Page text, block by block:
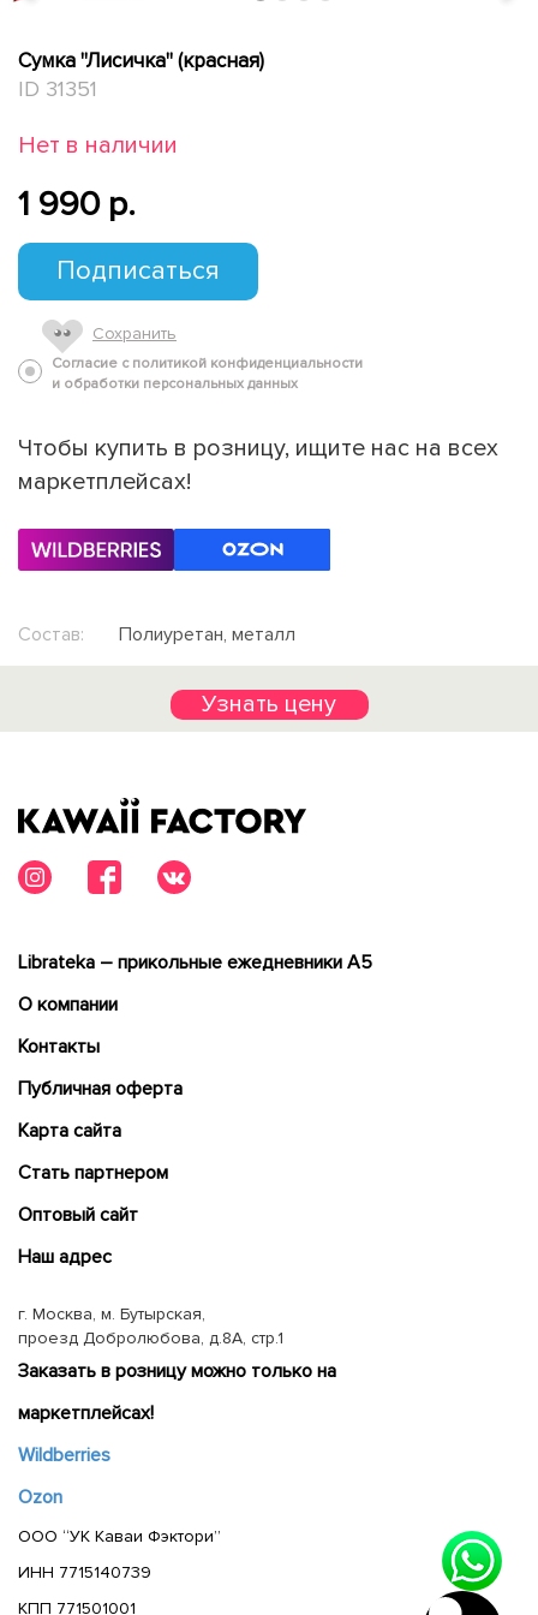
Сумка "Лисичка" (красная)
ID 31351
Нет в наличии
1 990 p.
Подписаться
Сохранить
Согласие с политикой конфиденциальности
и обработки персональных данных
Чтобы купить в розницу, ищите нас на всех
маркетплейсах!
Состав: Полиуретан, металл
Узнать цену
Librateka – прикольные ежедневники А5
О компании
Контакты
Публичная оферта
Карта сайта
Cтать партнером
Оптовый сайт
Наш адрес
г. Москва, м. Бутырская,
проезд Добролюбова, д.8А, стр.1
Заказать в розницу можно только на
маркетплейсах!
Wildberries
Ozon
ООО “УК Каваи Фэктори”
ИНН 7715140739
КПП 771501001